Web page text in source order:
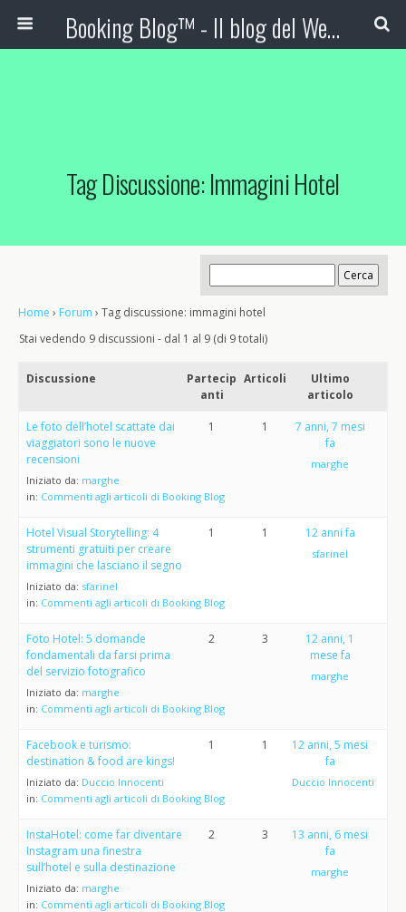
Booking Blog™ - Il blog del Web Marketing Turistico
Tag Discussione: Immagini Hotel
Home › Forum › Tag discussione: immagini hotel
Stai vedendo 9 discussioni - dal 1 al 9 (di 9 totali)
Discussione
Partecip
anti
Articoli
Ultimo
articolo
Le foto dell’hotel scattate dai
viaggiatori sono le nuove
recensioni
Iniziato da: marghe
in: Commenti agli articoli di Booking Blog
1 1
7 anni, 7 mesi
fa
marghe
Hotel Visual Storytelling: 4
strumenti gratuiti per creare
immagini che lasciano il segno
Iniziato da: sfarinel
in: Commenti agli articoli di Booking Blog
1 1 12 anni fa
sfarinel
Foto Hotel: 5 domande
fondamentali da farsi prima
del servizio fotografico
Iniziato da: marghe
in: Commenti agli articoli di Booking Blog
2 3
12 anni, 1
mese fa
marghe
Facebook e turismo:
destination & food are kings!
Iniziato da: Duccio Innocenti
in: Commenti agli articoli di Booking Blog
1 1
12 anni, 5 mesi
fa
Duccio Innocenti
InstaHotel: come far diventare
Instagram una finestra
sull’hotel e sulla destinazione
Iniziato da: marghe
in: Commenti agli articoli di Booking Blog
2 3
13 anni, 6 mesi
fa
marghe